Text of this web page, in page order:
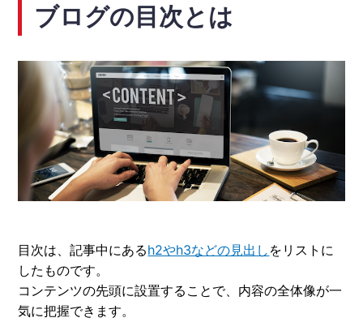
ブログの目次とは
目次は、記事中にあるh2やh3などの見出し をリストに
したものです。
コンテンツの先頭に設置することで、内容の全体像が一
気に把握できます。